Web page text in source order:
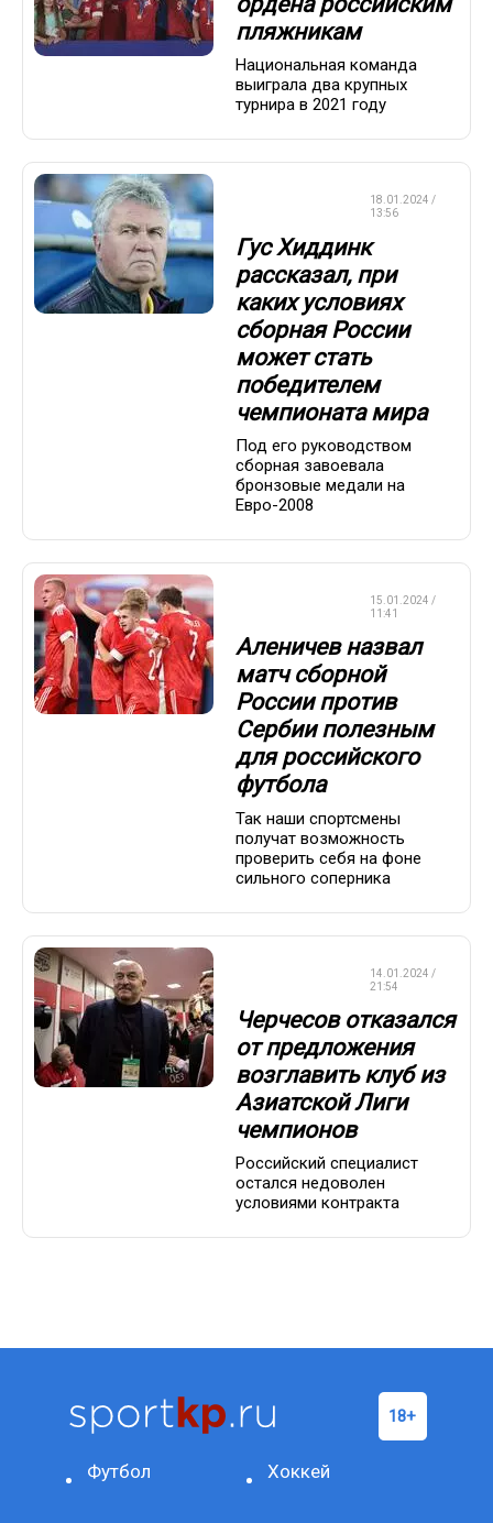
пляжникам
Национальная команда
выиграла два крупных
турнира в 2021 году
18.01.2024 /
13:56
Гус Хиддинк
рассказал, при
каких условиях
сборная России
может стать
победителем
чемпионата мира
Под его руководством
сборная завоевала
бронзовые медали на
Евро-2008
15.01.2024 /
11:41
Аленичев назвал
матч сборной
России против
Сербии полезным
для российского
футбола
Так наши спортсмены
получат возможность
проверить себя на фоне
сильного соперника
14.01.2024 /
21:54
Черчесов отказался
от предложения
возглавить клуб из
Азиатской Лиги
чемпионов
Российский специалист
остался недоволен
условиями контракта
Футбол Хоккей